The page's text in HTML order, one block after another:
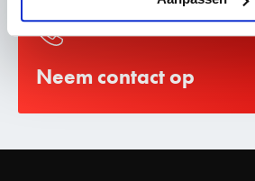
Neem contact op